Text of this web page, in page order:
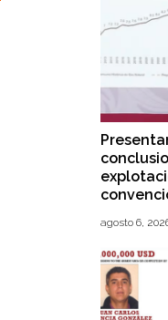
agosto 6,